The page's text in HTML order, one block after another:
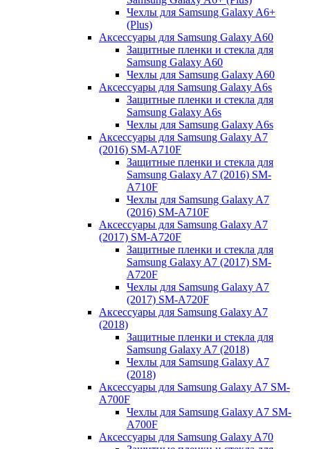
Чехлы для Samsung Galaxy A6+
(Plus)
Аксессуары для Samsung Galaxy A60
Защитные пленки и стекла для
Samsung Galaxy A60
Чехлы для Samsung Galaxy A60
Аксессуары для Samsung Galaxy A6s
Защитные пленки и стекла для
Samsung Galaxy A6s
Чехлы для Samsung Galaxy A6s
Аксессуары для Samsung Galaxy A7
(2016) SM-A710F
Защитные пленки и стекла для
Samsung Galaxy A7 (2016) SM-
A710F
Чехлы для Samsung Galaxy A7
(2016) SM-A710F
Аксессуары для Samsung Galaxy A7
(2017) SM-A720F
Защитные пленки и стекла для
Samsung Galaxy A7 (2017) SM-
A720F
Чехлы для Samsung Galaxy A7
(2017) SM-A720F
Аксессуары для Samsung Galaxy A7
(2018)
Защитные пленки и стекла для
Samsung Galaxy A7 (2018)
Чехлы для Samsung Galaxy A7
(2018)
Аксессуары для Samsung Galaxy A7 SM-
A700F
Чехлы для Samsung Galaxy A7 SM-
A700F
Аксессуары для Samsung Galaxy A70